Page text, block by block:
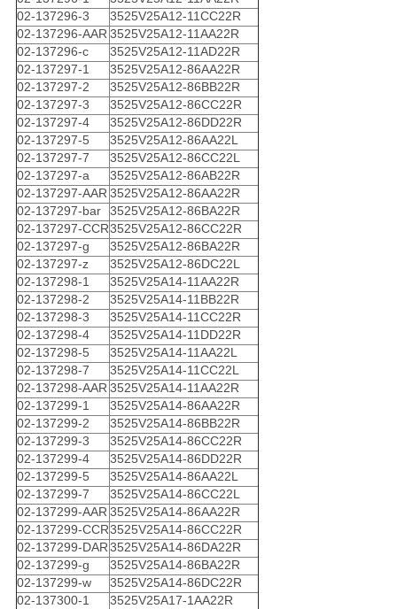
02-137296-3
3525V25A12-11CC22R
02-137296-AAR 3525V25A12-11AA22R
02-137296-c
3525V25A12-11AD22R
02-137297-1
3525V25A12-86AA22R
02-137297-2
3525V25A12-86BB22R
02-137297-3
3525V25A12-86CC22R
02-137297-4
3525V25A12-86DD22R
02-137297-5
3525V25A12-86AA22L
02-137297-7
3525V25A12-86CC22L
02-137297-a
3525V25A12-86AB22R
02-137297-AAR 3525V25A12-86AA22R
02-137297-bar
3525V25A12-86BA22R
02-137297-CCR3525V25A12-86CC22R
02-137297-g
3525V25A12-86BA22R
02-137297-z
3525V25A12-86DC22L
02-137298-1
3525V25A14-11AA22R
02-137298-2
3525V25A14-11BB22R
02-137298-3
3525V25A14-11CC22R
02-137298-4
3525V25A14-11DD22R
02-137298-5
3525V25A14-11AA22L
02-137298-7
3525V25A14-11CC22L
02-137298-AAR 3525V25A14-11AA22R
02-137299-1
3525V25A14-86AA22R
02-137299-2
3525V25A14-86BB22R
02-137299-3
3525V25A14-86CC22R
02-137299-4
3525V25A14-86DD22R
02-137299-5
3525V25A14-86AA22L
02-137299-7
3525V25A14-86CC22L
02-137299-AAR 3525V25A14-86AA22R
02-137299-CCR3525V25A14-86CC22R
02-137299-DAR3525V25A14-86DA22R
02-137299-g
3525V25A14-86BA22R
02-137299-w
3525V25A14-86DC22R
02-137300-1
3525V25A17-1AA22R